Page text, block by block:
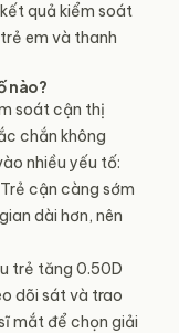
quả kiểm soát
em và thanh
nào?
soát cận thị
chắn không
nhiều yếu tố:
cận càng sớm
dài hơn, nên
trẻ tăng 0.50D
dõi sát và trao
mắt để chọn giải